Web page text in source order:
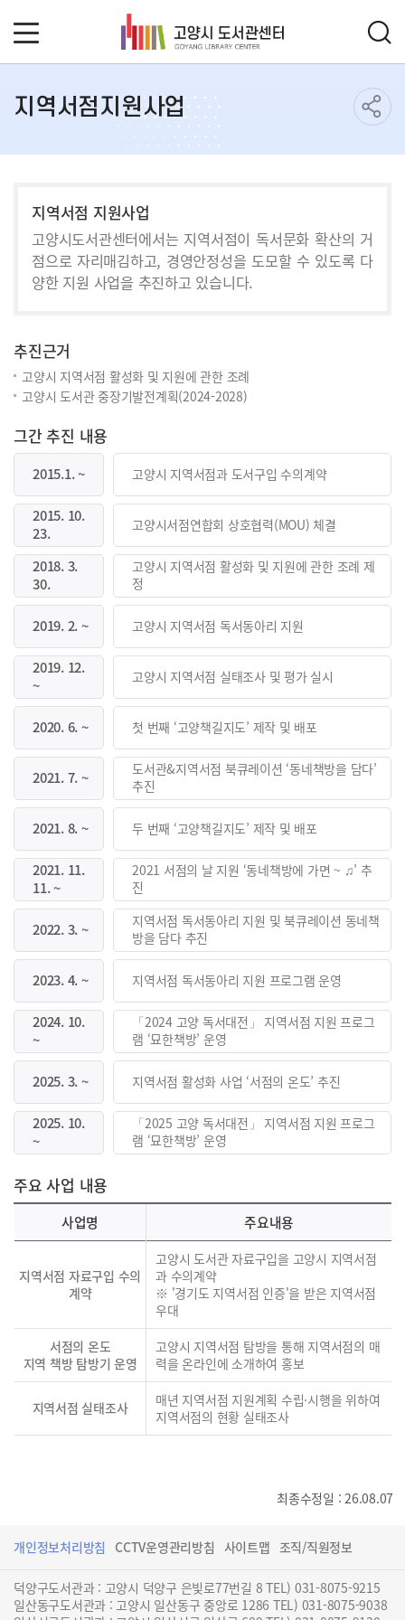
지역서점지원사업
지역서점 지원사업
고양시도서관센터에서는 지역서점이 독서문화 확산의 거
점으로 자리매김하고, 경영안정성을 도모할 수 있도록 다
양한 지원 사업을 추진하고 있습니다.
추진근거
고양시 지역서점 활성화 및 지원에 관한 조례
고양시 도서관 중장기발전계획(2024-2028)
그간 추진 내용
2015.1. ~ 고양시 지역서점과 도서구입 수의계약
2015. 10.
23.
고양시서점연합회 상호협력(MOU) 체결
2018. 3.
30.
고양시 지역서점 활성화 및 지원에 관한 조례 제
정
2019. 2. ~ 고양시 지역서점 독서동아리 지원
2019. 12.
~
고양시 지역서점 실태조사 및 평가 실시
2020. 6. ~ 첫 번째 ‘고양책길지도’ 제작 및 배포
2021. 7. ~
도서관&지역서점 북큐레이션 ‘동네책방을 담다’
추진
2021. 8. ~ 두 번째 ‘고양책길지도’ 제작 및 배포
2021. 11.
11. ~
2021 서점의 날 지원 ‘동네책방에 가면 ~ ♫’ 추
진
2022. 3. ~
지역서점 독서동아리 지원 및 북큐레이션 동네책
방을 담다 추진
2023. 4. ~ 지역서점 독서동아리 지원 프로그램 운영
2024. 10.
~
「2024 고양 독서대전」 지역서점 지원 프로그
램 ‘묘한책방’ 운영
2025. 3. ~ 지역서점 활성화 사업 ‘서점의 온도’ 추진
2025. 10.
~
「2025 고양 독서대전」 지역서점 지원 프로그
램 ‘묘한책방’ 운영
주요 사업 내용
사업명 주요내용
지역서점 자료구입 수의
계약
고양시 도서관 자료구입을 고양시 지역서점
과 수의계약
※ '경기도 지역서점 인증'을 받은 지역서점
우대
서점의 온도
지역 책방 탐방기 운영
고양시 지역서점 탐방을 통해 지역서점의 매
력을 온라인에 소개하여 홍보
지역서점 실태조사
매년 지역서점 지원계획 수립·시행을 위하여
지역서점의 현황 실태조사
최종수정일 : 26.08.07
개인정보처리방침 CCTV운영관리방침 사이트맵 조직/직원정보
덕양구도서관과 : 고양시 덕양구 은빛로77번길 8 TEL) 031-8075-9215
일산동구도서관과 : 고양시 일산동구 중앙로 1286 TEL) 031-8075-9038